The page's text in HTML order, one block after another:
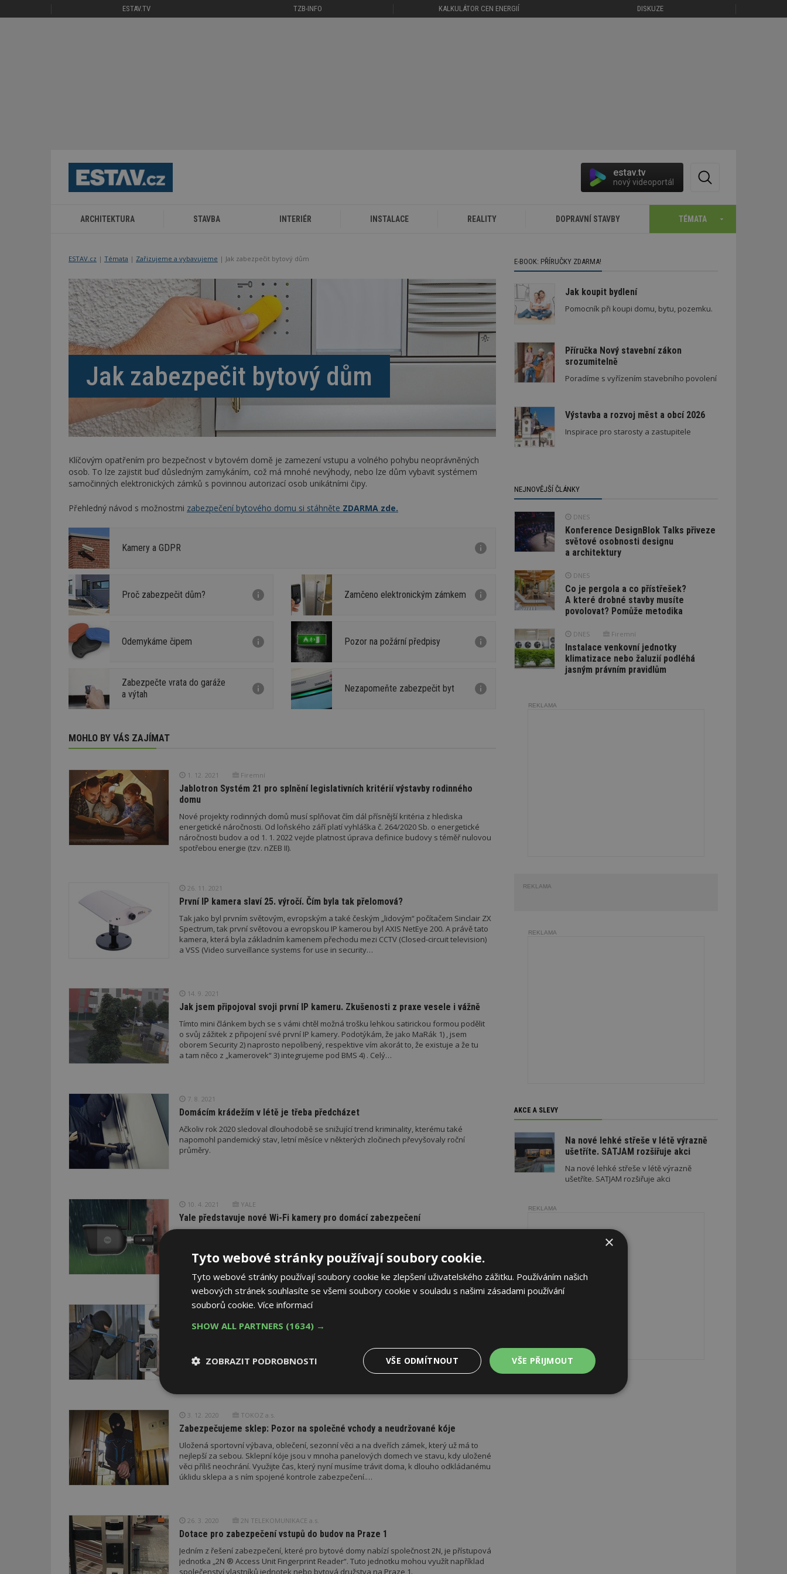
ESTAV.TV TZB-INFO KALKULÁTOR CEN ENERGIÍ DISKUZE
estav.tv
nový videoportál
ARCHITEKTURA STAVBA INTERIÉR INSTALACE REALITY DOPRAVNÍ STAVBY TÉMATA
ESTAV.cz Témata Zařizujeme a vybavujeme Jak zabezpečit bytový dům
Jak zabezpečit bytový dům
Klíčovým opatřením pro bezpečnost v bytovém domě je zamezení vstupu a volného pohybu neoprávněných
osob. To lze zajistit buď důsledným zamykáním, což má mnohé nevýhody, nebo lze dům vybavit systémem
samočinných elektronických zámků s povinnou autorizací osob unikátními čipy.
Přehledný návod s možnostmi zabezpečení bytového domu si stáhněte ZDARMA zde.
Kamery a GDPR
Proč zabezpečit dům? Zamčeno elektronickým zámkem
Odemykáme čipem Pozor na požární předpisy
Zabezpečte vrata do garáže
a výtah
Nezapomeňte zabezpečit byt
MOHLO BY VÁS ZAJÍMAT
1. 12. 2021 Firemní
Jablotron Systém 21 pro splnění legislativních kritérií výstavby rodinného
domu
Nové projekty rodinných domů musí splňovat čím dál přísnější kritéria z hlediska
energetické náročnosti. Od loňského září platí vyhláška č. 264/2020 Sb. o energetické
náročnosti budov a od 1. 1. 2022 vejde platnost úprava definice budovy s téměř nulovou
spotřebou energie (tzv. nZEB II).
26. 11. 2021
První IP kamera slaví 25. výročí. Čím byla tak přelomová?
Tak jako byl prvním světovým, evropským a také českým „lidovým“ počítačem Sinclair ZX
Spectrum, tak první světovou a evropskou IP kamerou byl AXIS NetEye 200. A právě tato
kamera, která byla základním kamenem přechodu mezi CCTV (Closed-circuit television)
a VSS (Video surveillance systems for use in security…
14. 9. 2021
Jak jsem připojoval svoji první IP kameru. Zkušenosti z praxe vesele i vážně
Tímto mini článkem bych se s vámi chtěl možná trošku lehkou satirickou formou podělit
o svůj zážitek z připojení své první IP kamery. Podotýkám, že jako MaRák 1) , jsem
oborem Security 2) naprosto nepolíbený, respektive vím akorát to, že existuje a že tu
a tam něco z „kamerovek“ 3) integrujeme pod BMS 4) . Celý…
7. 8. 2021
Domácím krádežím v létě je třeba předcházet
Ačkoliv rok 2020 sledoval dlouhodobě se snižující trend kriminality, kterému také
napomohl pandemický stav, letní měsíce v některých zločinech převyšovaly roční
průměry.
10. 4. 2021 YALE
Yale představuje nové Wi-Fi kamery pro domácí zabezpečení
nenápadném provedení. V Česku jsou v prodeji od 1. dubna.
29. 12. 2020 Sigem s.r.o.
Jak zabezpečit dům?
V tomto článku pro vás máme skvělé řešení, jak kvalitně zabezpečit váš dům.
3. 12. 2020 TOKOZ a.s.
Zabezpečujeme sklep: Pozor na společné vchody a neudržované kóje
Uložená sportovní výbava, oblečení, sezonní věci a na dveřích zámek, který už má to
nejlepší za sebou. Sklepní kóje jsou v mnoha panelových domech ve stavu, kdy uložené
věci příliš neochrání. Využijte čas, který nyní musíme trávit doma, k dlouho odkládanému
úklidu sklepa a s ním spojené kontrole zabezpečení.…
26. 3. 2020 2N TELEKOMUNIKACE a.s.
Dotace pro zabezpečení vstupů do budov na Praze 1
Jedním z řešení zabezpečení, které pro bytové domy nabízí společnost 2N, je přístupová
jednotka „2N ® Access Unit Fingerprint Reader“. Tuto jednotku mohou využít například
společenství vlastníků jednotek nebo bytová družstva na Praze 1.
E-BOOK: PŘÍRUČKY ZDARMA!
Jak koupit bydlení
Pomocník při koupi domu, bytu, pozemku.
Příručka Nový stavební zákon
srozumitelně
Poradíme s vyřízením stavebního povolení
Výstavba a rozvoj měst a obcí 2026
Inspirace pro starosty a zastupitele
NEJNOVĚJŠÍ ČLÁNKY
DNES
Konference DesignBlok Talks přiveze
světové osobnosti designu
a architektury
DNES
Co je pergola a co přístřešek?
A které drobné stavby musíte
povolovat? Pomůže metodika
DNES Firemní
Instalace venkovní jednotky
klimatizace nebo žaluzií podléhá
jasným právním pravidlům
REKLAMA
REKLAMA
REKLAMA
AKCE A SLEVY
Na nové lehké střeše v létě výrazně
ušetříte. SATJAM rozšiřuje akci
Na nové lehké střeše v létě výrazně
ušetříte. SATJAM rozšiřuje akci
REKLAMA
×
Tyto webové stránky používají soubory cookie.
Tyto webové stránky používají soubory cookie ke zlepšení uživatelského zážitku. Používáním našich
webových stránek souhlasíte se všemi soubory cookie v souladu s našimi zásadami používání
souborů cookie. Více informací
SHOW ALL PARTNERS (1634) →
VŠE PŘIJMOUT
VŠE ODMÍTNOUT
ZOBRAZIT PODROBNOSTI
Nezbytně
Výkonové
Soubory cílení
Funkční
Nezařazené
Webové stránky nelze bez nezbytně nutných souborů cookie správně používat.
Název
Provider /
Doména
_hjIncludedInPageviewSample
Hotjar Ltd
www.estav.cz
2
minuty
Tento soubor cookie je nastaven tak, aby informoval
Hotjar o tom, zda je tento návštěvník zahrnut do